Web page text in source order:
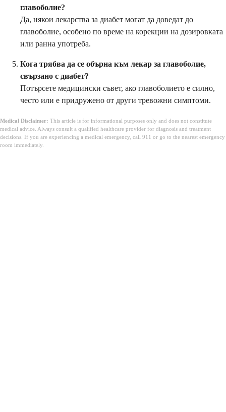
главоболие?
Да, някои лекарства за диабет могат да доведат до
главоболие, особено по време на корекции на дозировката
или ранна употреба.
Кога трябва да се обърна към лекар за главоболие,
свързано с диабет?
Потърсете медицински съвет, ако главоболието е силно,
често или е придружено от други тревожни симптоми.
Medical Disclaimer: This article is for informational purposes only and does not constitute
medical advice. Always consult a qualified healthcare provider for diagnosis and treatment
decisions. If you are experiencing a medical emergency, call 911 or go to the nearest emergency
room immediately.